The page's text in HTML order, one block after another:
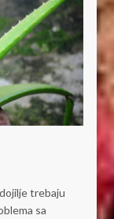
trebaju
sa